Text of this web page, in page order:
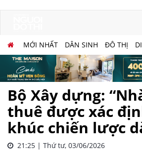
MỚI NHẤT DÂN SINH ĐÔ THỊ
Bộ Xây dựng:
thuê được xác
khúc chiến lược
21:25 | Thứ tư, 03/06/2026